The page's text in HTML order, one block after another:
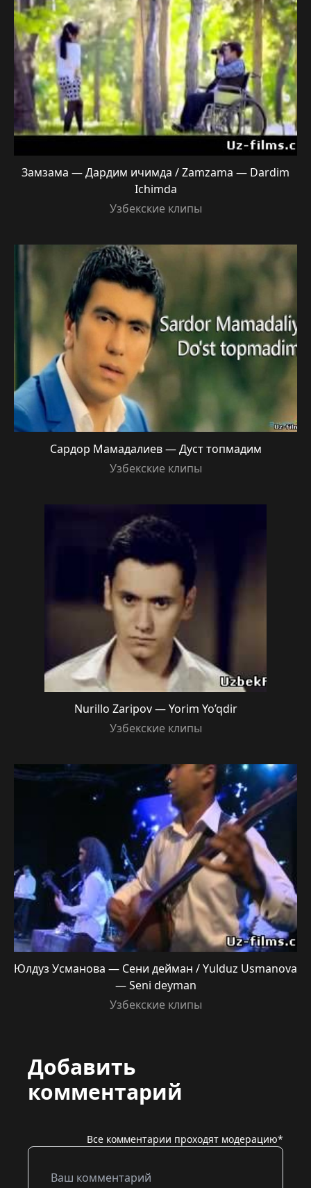
Замзама — Дардим ичимда / Zamzama — Dardim
Ichimda
Узбекские клипы
Сардор Мамадалиев — Дуст топмадим
Узбекские клипы
Nurillo Zaripov — Yorim Yo’qdir
Узбекские клипы
Юлдуз Усманова — Сени дейман / Yulduz Usmanova
— Seni deyman
Узбекские клипы
Добавить
комментарий
Все комментарии проходят модерацию*